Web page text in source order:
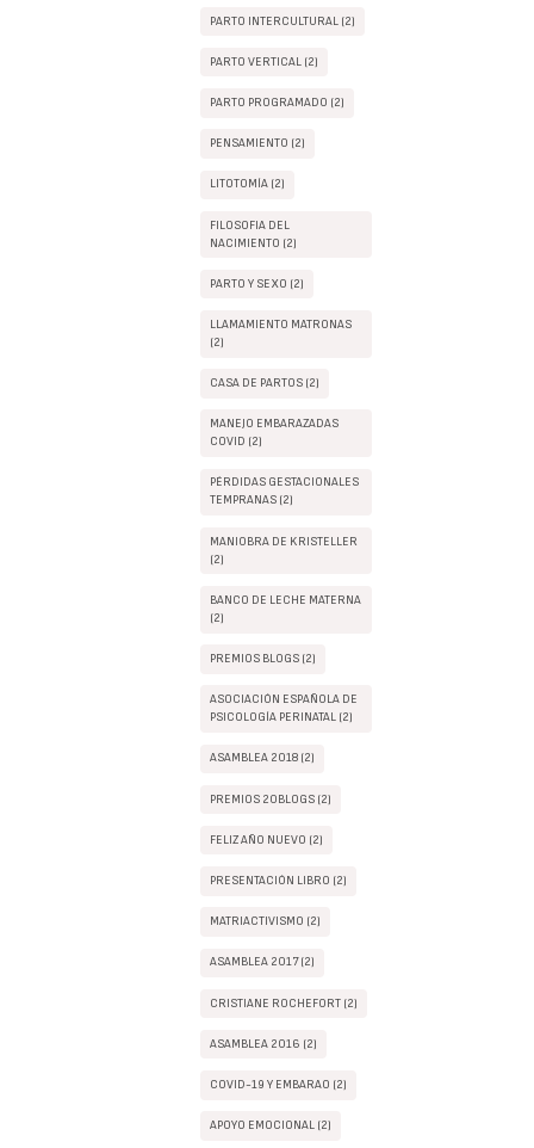
PARTO INTERCULTURAL (2)
PARTO VERTICAL (2)
PARTO PROGRAMADO (2)
PENSAMIENTO (2)
LITOTOMÍA (2)
FILOSOFIA DEL
NACIMIENTO (2)
PARTO Y SEXO (2)
LLAMAMIENTO MATRONAS
(2)
CASA DE PARTOS (2)
MANEJO EMBARAZADAS
COVID (2)
PÉRDIDAS GESTACIONALES
TEMPRANAS (2)
MANIOBRA DE KRISTELLER
(2)
BANCO DE LECHE MATERNA
(2)
PREMIOS BLOGS (2)
ASOCIACIÓN ESPAÑOLA DE
PSICOLOGÍA PERINATAL (2)
ASAMBLEA 2018 (2)
PREMIOS 20BLOGS (2)
FELIZ AÑO NUEVO (2)
PRESENTACIÓN LIBRO (2)
MATRIACTIVISMO (2)
ASAMBLEA 2017 (2)
CRISTIANE ROCHEFORT (2)
ASAMBLEA 2016 (2)
COVID-19 Y EMBARAO (2)
APOYO EMOCIONAL (2)